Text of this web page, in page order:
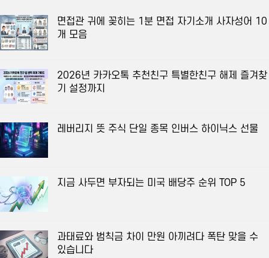
면접관 귀에 꽂히는 1분 면접 자기소개 사자성어 10
개 모음
2026년 카카오톡 추천친구 특별한친구 해제 즐겨찾
기 설정까지
레버리지 뜻 주식 단일 종목 인버스 하이닉스 선물
지금 사두면 부자되는 미국 배당주 순위 TOP 5
과태료와 범칙금 차이 만원 아끼려다 폭탄 맞을 수
있습니다